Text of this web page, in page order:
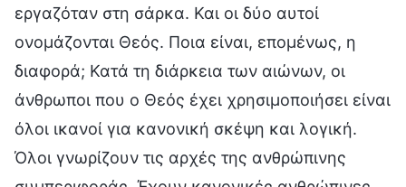
εργαζόταν στη σάρκα. Και οι δύο αυτοί
ονομάζονται Θεός. Ποια είναι, επομένως, η
διαφορά; Κατά τη διάρκεια των αιώνων, οι
άνθρωποι που ο Θεός έχει χρησιμοποιήσει είναι
όλοι ικανοί για κανονική σκέψη και λογική.
Όλοι γνωρίζουν τις αρχές της ανθρώπινης